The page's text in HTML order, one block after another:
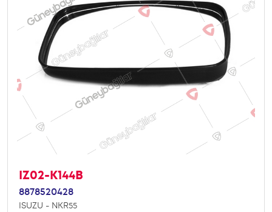
IZ02-K144B
8878520428
ISUZU - NKR55